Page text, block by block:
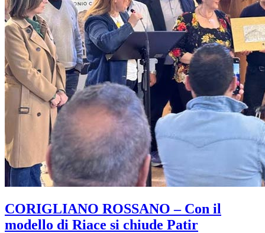
CORIGLIANO ROSSANO – Con il
modello di Riace si chiude Patir